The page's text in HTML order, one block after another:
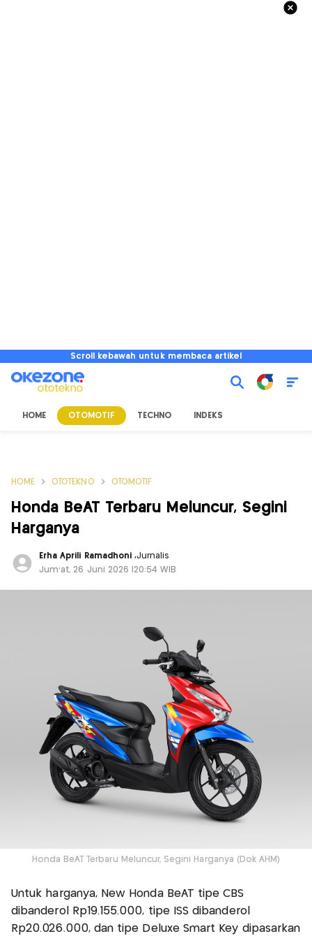
Scroll kebawah untuk membaca artikel
HOME OTOMOTIF TECHNO INDEKS
HOME OTOTEKNO OTOMOTIF
Honda BeAT Terbaru Meluncur, Segini
Harganya
Erha Aprili Ramadhoni,Jurnalis
Jum'at, 26 Juni 2026 |20:54 WIB
Honda BeAT Terbaru Meluncur, Segini Harganya (Dok AHM)
Untuk harganya, New Honda BeAT tipe CBS
dibanderol Rp19.155.000, tipe ISS dibanderol
Rp20.026.000, dan tipe Deluxe Smart Key dipasarkan